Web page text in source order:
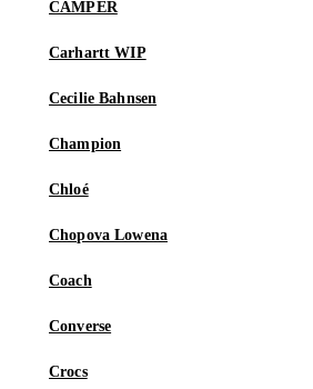
CAMPER
Carhartt WIP
Cecilie Bahnsen
Champion
Chloé
Chopova Lowena
Coach
Converse
Crocs